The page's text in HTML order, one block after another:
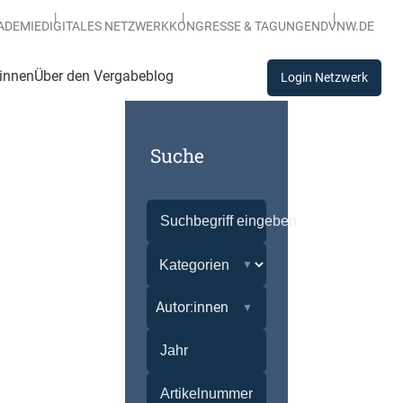
DIGITALES NETZWERKKONGRESSE & TAGUNGENDVNW.DE
Über den Vergabeblog Login Netzwerk
Suche
Autor:innen